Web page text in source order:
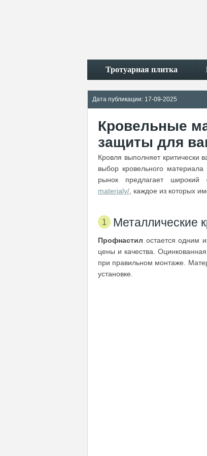
Тротуарная плитка
Дата публикации: 17-09-2025
Кровельные
защиты для
Кровля выполняет
выбор кровельного
рынок предлагает
materialy/ , каждое из которых
Металлические
Профнастил остается одним
цены и качества.
при правильном монтаже.
установке.